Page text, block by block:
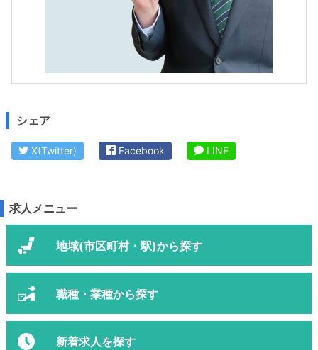
シェア
X(Twitter) Facebook LINE
求人メニュー
地域(市区町村・駅)から探す
職種・業種から探す
新着求人を探す